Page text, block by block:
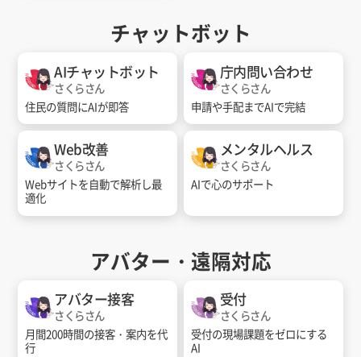
チャットボット
AIチャットボット
さくらさん
住民の質問にAIが即答
庁内問い合わせ
さくらさん
申請や手配までAIで完結
Web改善
さくらさん
Webサイトを自動で解析し最
適化
メンタルヘルス
さくらさん
AIで心のサポート
アバター・遠隔対応
アバター接客
さくらさん
月間200時間の接客・案内を代
行
受付
さくらさん
受付の現場課題をゼロにする
AI